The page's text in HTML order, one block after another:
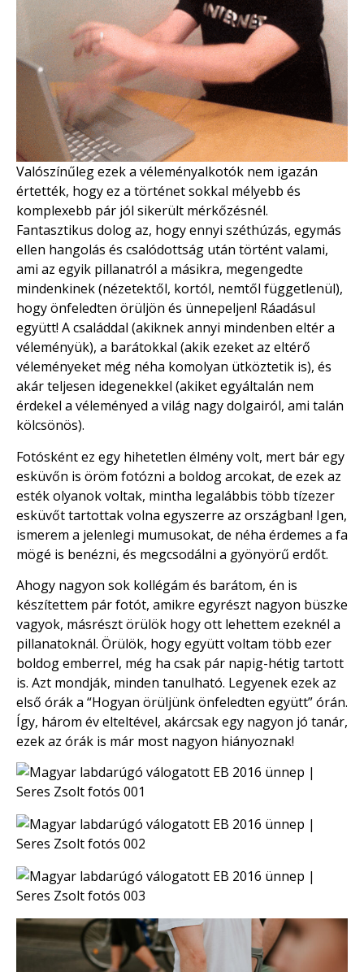
Valószínűleg ezek a véleményalkotók nem igazán
értették, hogy ez a történet sokkal mélyebb és
komplexebb pár jól sikerült mérkőzésnél.
Fantasztikus dolog az, hogy ennyi széthúzás, egymás
ellen hangolás és csalódottság után történt valami,
ami az egyik pillanatról a másikra, megengedte
mindenkinek (nézetektől, kortól, nemtől függetlenül),
hogy önfeledten örüljön és ünnepeljen! Ráadásul
együtt! A családdal (akiknek annyi mindenben eltér a
véleményük), a barátokkal (akik ezeket az eltérő
véleményeket még néha komolyan ütköztetik is), és
akár teljesen idegenekkel (akiket egyáltalán nem
érdekel a véleményed a világ nagy dolgairól, ami talán
kölcsönös).
Fotósként ez egy hihetetlen élmény volt, mert bár egy
esküvőn is öröm fotózni a boldog arcokat, de ezek az
esték olyanok voltak, mintha legalábbis több tízezer
esküvőt tartottak volna egyszerre az országban! Igen,
ismerem a jelenlegi mumusokat, de néha érdemes a fa
mögé is benézni, és megcsodálni a gyönyörű erdőt.
Ahogy nagyon sok kollégám és barátom, én is
készítettem pár fotót, amikre egyrészt nagyon büszke
vagyok, másrészt örülök hogy ott lehettem ezeknél a
pillanatoknál. Örülök, hogy együtt voltam több ezer
boldog emberrel, még ha csak pár napig-hétig tartott
is. Azt mondják, minden tanulható. Legyenek ezek az
első órák a “Hogyan örüljünk önfeledten együtt” órán.
Így, három év elteltével, akárcsak egy nagyon jó tanár,
ezek az órák is már most nagyon hiányoznak!